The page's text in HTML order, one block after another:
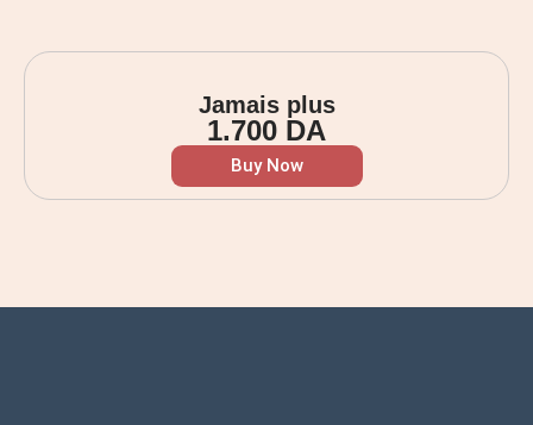
Jamais plus
1.700 DA
Buy Now